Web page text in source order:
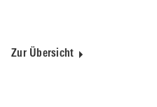
Zur Übersicht